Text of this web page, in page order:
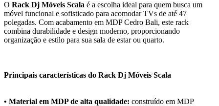
O Rack Dj Móveis Scala é a escolha ideal para quem busca um
móvel funcional e sofisticado para acomodar TVs de até 47
polegadas. Com acabamento em MDP Cedro Bali, este rack
combina durabilidade e design moderno, proporcionando
organização e estilo para sua sala de estar ou quarto.
Principais características do Rack Dj Móveis Scala
• Material em MDP de alta qualidade: construído em MDP